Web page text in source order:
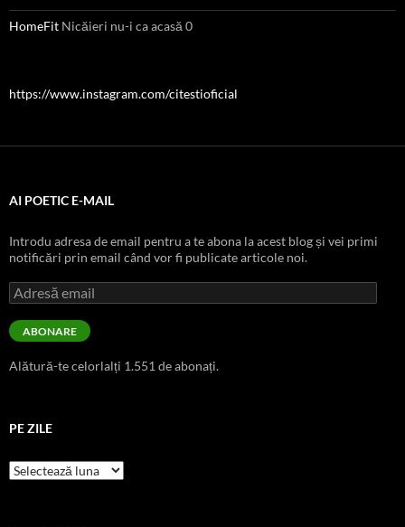
HomeFit Nicăieri nu-i ca acasă 0
https://www.instagram.com/citestioficial
AI POETIC E-MAIL
Introdu adresa de email pentru a te abona la acest blog și vei primi
notificări prin email când vor fi publicate articole noi.
Adresă
email
ABONARE
Alătură-te celorlalți 1.551 de abonați.
PE ZILE
pe
zile